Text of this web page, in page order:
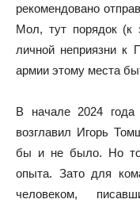
рекомендовано
Мол, тут порядок (к
личной неприязни к
армии этому места
В начале 2024 года
возглавил Игорь
бы и не было. Но
опыта. Зато для
человеком,